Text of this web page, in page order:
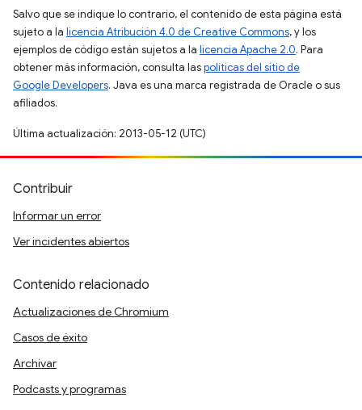
Salvo que se indique lo contrario, el contenido de esta página está
sujeto a la licencia Atribución 4.0 de Creative Commons, y los
ejemplos de código están sujetos a la licencia Apache 2.0. Para
obtener más información, consulta laspolíticas del sitio de
Google Developers. Java es una marca registrada de Oracle o sus
afiliados.
Última actualización: 2013-05-12 (UTC)
Contribuir
Informar un error
Ver incidentes abiertos
Contenido relacionado
Actualizaciones de Chromium
Casos de éxito
Archivar
Podcasts y programas